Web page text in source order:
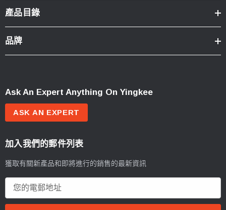
產品目錄
品牌
Ask An Expert Anything On Yingkee
ASK AN EXPERT
加入我們的郵件列表
獲取有關新產品和即將進行的銷售的最新資訊
郵